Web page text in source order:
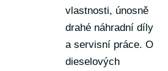
vlastnosti, únosně
drahé náhradní díly
a servisní práce. O
dieselových